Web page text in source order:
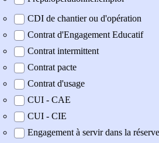
CDI de chantier ou d'opération
Contrat d'Engagement Educatif
Contrat intermittent
Contrat pacte
Contrat d'usage
CUI - CAE
CUI - CIE
Engagement à servir dans la réserve